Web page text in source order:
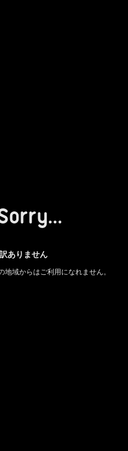
ありません
地域からはご利用になれません。